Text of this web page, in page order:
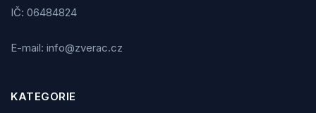
IČ: 06484824
E-mail: info@zverac.cz
KATEGORIE